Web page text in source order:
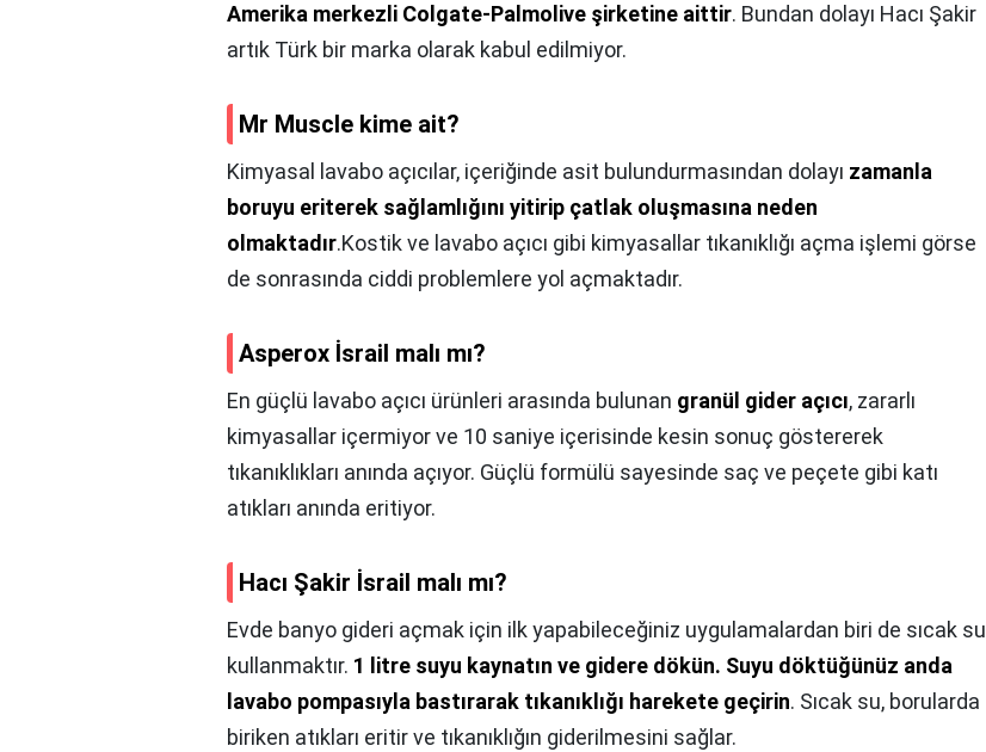
Amerika merkezli Colgate-Palmolive şirketine aittir. Bundan dolayı Hacı Şakir
artık Türk bir marka olarak kabul edilmiyor.
Mr Muscle kime ait?
Kimyasal lavabo açıcılar, içeriğinde asit bulundurmasından dolayı zamanla
boruyu eriterek sağlamlığını yitirip çatlak oluşmasına neden
olmaktadır.Kostik ve lavabo açıcı gibi kimyasallar tıkanıklığı açma işlemi görse
de sonrasında ciddi problemlere yol açmaktadır.
Asperox İsrail malı mı?
En güçlü lavabo açıcı ürünleri arasında bulunan granül gider açıcı, zararlı
kimyasallar içermiyor ve 10 saniye içerisinde kesin sonuç göstererek
tıkanıklıkları anında açıyor. Güçlü formülü sayesinde saç ve peçete gibi katı
atıkları anında eritiyor.
Hacı Şakir İsrail malı mı?
Evde banyo gideri açmak için ilk yapabileceğiniz uygulamalardan biri de sıcak su
kullanmaktır. 1 litre suyu kaynatın ve gidere dökün. Suyu döktüğünüz anda
lavabo pompasıyla bastırarak tıkanıklığı harekete geçirin. Sıcak su, borularda
biriken atıkları eritir ve tıkanıklığın giderilmesini sağlar.